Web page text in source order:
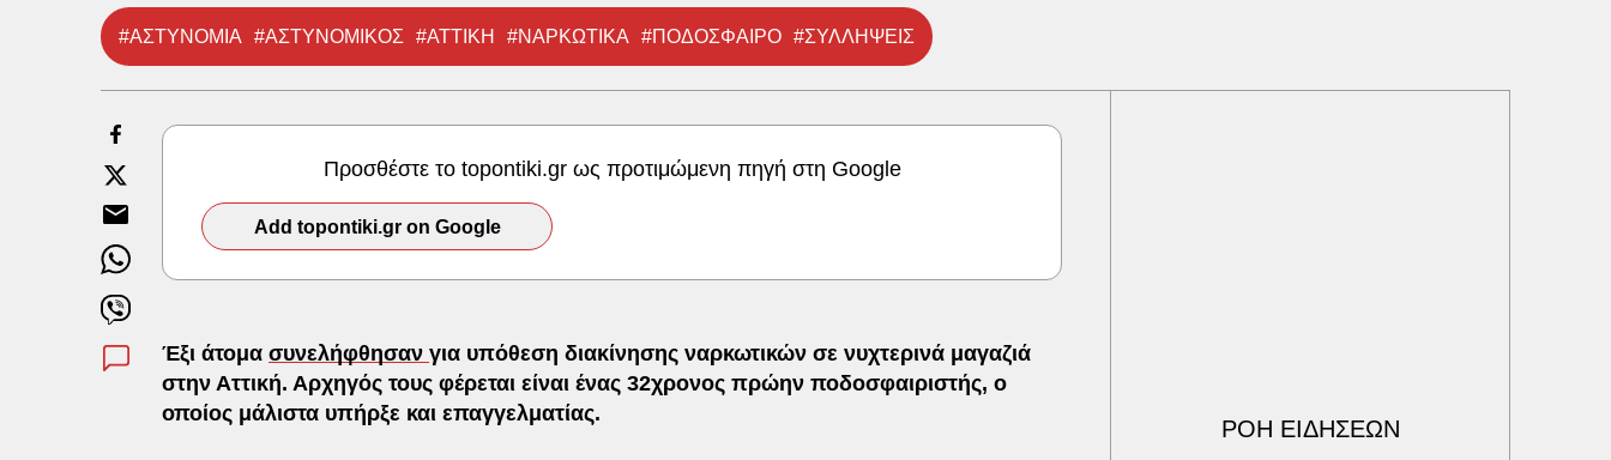
#ΑΣΤΥΝΟΜΙΑ #ΑΣΤΥΝΟΜΙΚΟΣ #ΑΤΤΙΚΗ #ΝΑΡΚΩΤΙΚΑ #ΠΟΔΟΣΦΑΙΡΟ #ΣΥΛΛΗΨΕΙΣ
Προσθέστε το topontiki.gr ως προτιμώμενη πηγή στη Google
Add topontiki.gr on Google
Έξι άτομα συνελήφθησαν για υπόθεση διακίνησης ναρκωτικών σε νυχτερινά μαγαζιά
στην Αττική. Αρχηγός τους φέρεται είναι ένας 32χρονος πρώην ποδοσφαιριστής, ο
οποίος μάλιστα υπήρξε και επαγγελματίας.
ΡΟΗ ΕΙΔΗΣΕΩΝ